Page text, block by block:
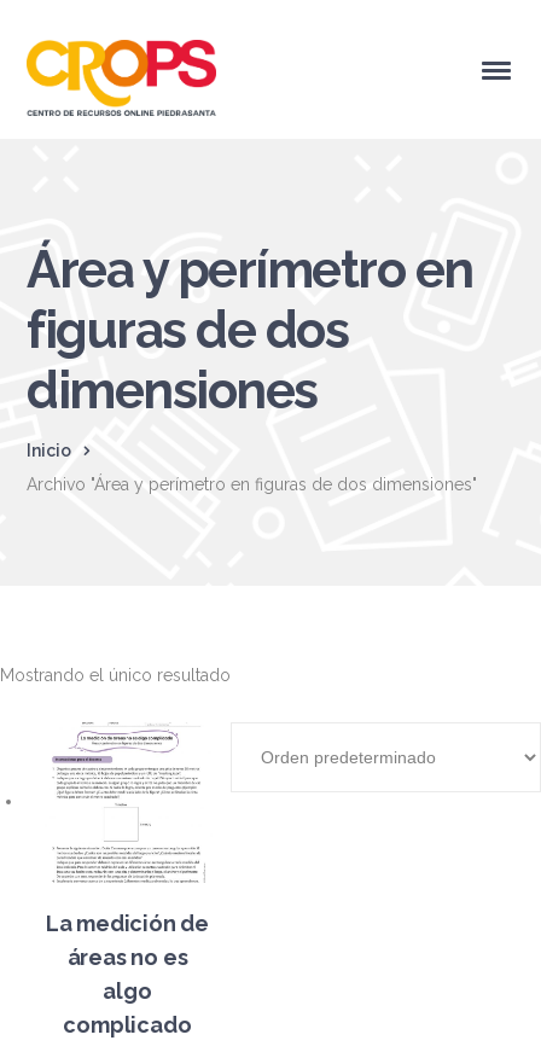
Área y perímetro en
figuras de dos
dimensiones
Inicio
Archivo "Área y perímetro en figuras de dos dimensiones"
Mostrando el único resultado
La medición de
áreas no es
algo
complicado